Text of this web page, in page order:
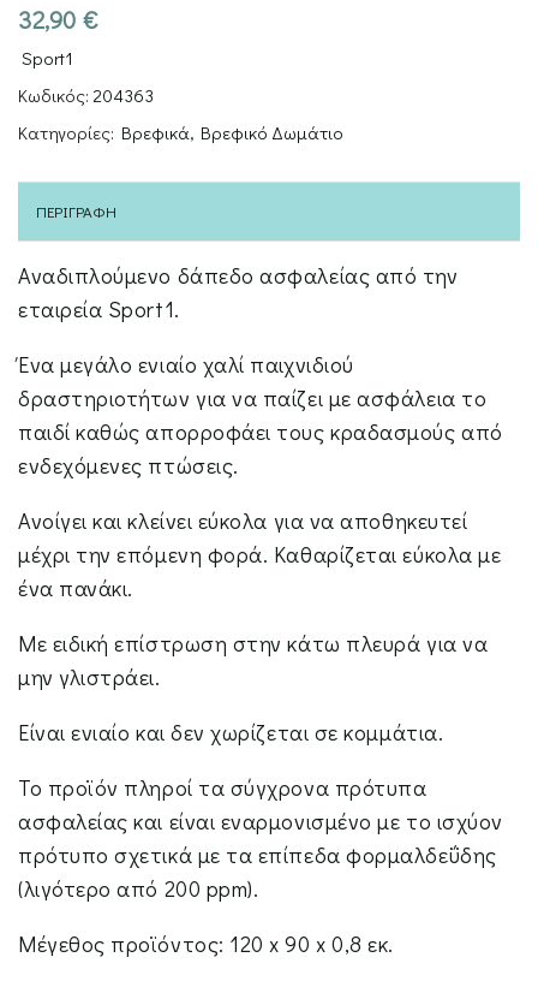
32,90 €
Sport1
Κωδικός: 204363
Κατηγορίες: Βρεφικά, Βρεφικό Δωμάτιο
ΠΕΡΙΓΡΑΦΉ
Αναδιπλούμενο δάπεδο ασφαλείας από την
εταιρεία Sport1.
Ένα μεγάλο ενιαίο χαλί παιχνιδιού
δραστηριοτήτων για να παίζει με ασφάλεια το
παιδί καθώς απορροφάει τους κραδασμούς από
ενδεχόμενες πτώσεις.
Ανοίγει και κλείνει εύκολα για να αποθηκευτεί
μέχρι την επόμενη φορά. Καθαρίζεται εύκολα με
ένα πανάκι.
Με ειδική επίστρωση στην κάτω πλευρά για να
μην γλιστράει.
Είναι ενιαίο και δεν χωρίζεται σε κομμάτια.
Το προϊόν πληροί τα σύγχρονα πρότυπα
ασφαλείας και είναι εναρμονισμένο με το ισχύον
πρότυπο σχετικά με τα επίπεδα φορμαλδεΰδης
(λιγότερο από 200 ppm).
Μέγεθος προϊόντος: 120 x 90 x 0,8 εκ.